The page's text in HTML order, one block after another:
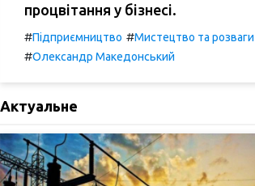
процвітання у бізнесі.
#Підприємництво #Мистецтво та розваги
#Олександр Македонський
Актуальне